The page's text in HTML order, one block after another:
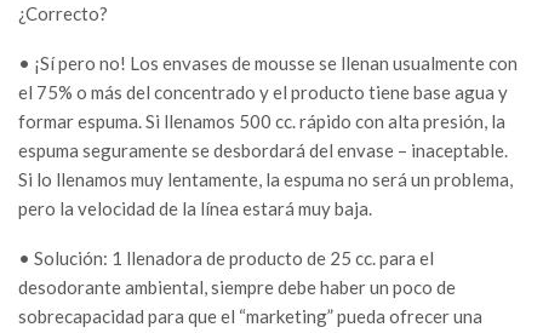
¿Correcto?
• ¡Sí pero no! Los envases de mousse se llenan usualmente con
el 75% o más del concentrado y el producto tiene base agua y
formar espuma. Si llenamos 500 cc. rápido con alta presión, la
espuma seguramente se desbordará del envase – inaceptable.
Si lo llenamos muy lentamente, la espuma no será un problema,
pero la velocidad de la línea estará muy baja.
• Solución: 1 llenadora de producto de 25 cc. para el
desodorante ambiental, siempre debe haber un poco de
sobrecapacidad para que el “marketing” pueda ofrecer una